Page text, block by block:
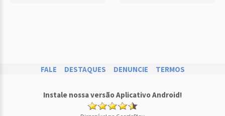
FALE DESTAQUES DENUNCIE TERMOS
Instale nossa versão Aplicativo Android!